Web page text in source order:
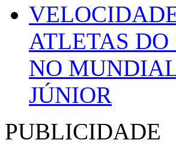
ATLETAS
NO
JÚNIOR
PUBLICIDADE